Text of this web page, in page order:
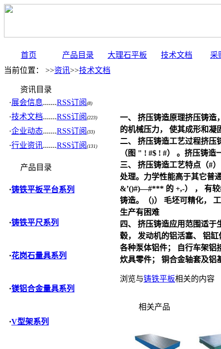
首页 产品目录 大理石平板 技术文档
采
当前位置： >>资讯>>技术文档
资讯目录
·展会信息.......RSS订阅 (8)
·技术文档.......RSS订阅 (223)
·企业动态.......RSS订阅 (33)
·行业资讯.......RSS订阅 (131)
产品目录
·铸铁平板平台系列
·铸铁平尺系列
·花岗石量具系列
·镁铝合金量具系列
·V型架系列
一、 挤压铸造原理挤压铸造
的机械压力， 使其成形和凝
二、 挤压铸造工艺过程挤压
（图 " ! #$ ! #） 。挤压铸
三、 挤压铸造工艺特点（#
处理。力学性能高于其它普
&’()#)—#*** 的 +,-） ， 有
铸造。（)） 毛坯可精化，
生产有困难
四、 挤压铸造应用范围适
毂， 发动机的铝活塞、 铝
各种泵体铝件； 自行车架铝
炊具零件； 铜合金轴套及铝
浏览与铸铁平板相关的内容
相关产品